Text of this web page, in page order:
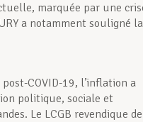
marquée par une
a notamment souligné la
COVID-19, l’inflation a
politique, sociale et
Le LCGB revendique de